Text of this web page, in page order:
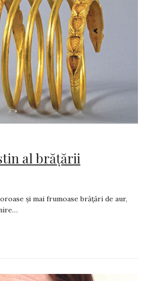
al brățării
și mai frumoase brățări de aur,